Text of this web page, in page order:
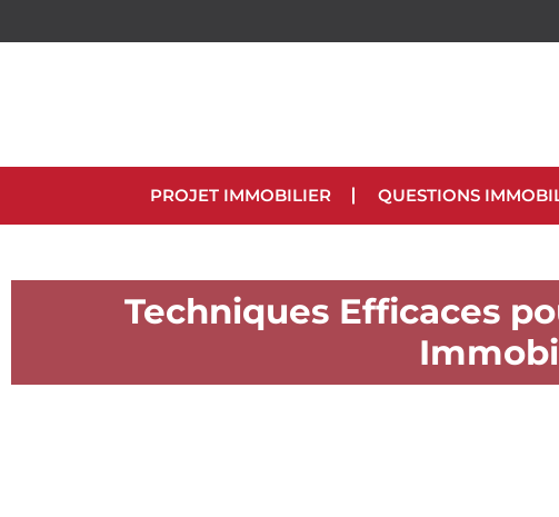
PROJET IMMOBILIER QUESTIONS
Techniques Efficaces